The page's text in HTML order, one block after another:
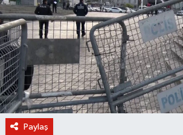
Paylaş
KURUMSAL